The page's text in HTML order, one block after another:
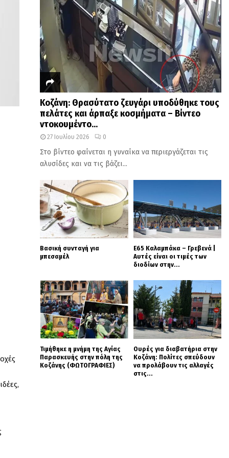
Κοζάνη: Θρασύτατο ζευγάρι υποδύθηκε τους
πελάτες και άρπαξε κοσμήματα – Βίντεο
ντοκουμέντο...
27 Ιουλίου 2026 0
Στο βίντεο φαίνεται η γυναίκα να περιεργάζεται τις
αλυσίδες και να τις βάζει...
Βασική συνταγή για
μπεσαμέλ
Ε65 Καλαμπάκα – Γρεβενά |
Αυτές είναι οι τιμές των
διοδίων στην...
Τιμήθηκε η μνήμη της Αγίας
Παρασκευής στην πόλη της
Κοζάνης (ΦΩΤΟΓΡΑΦΙΕΣ)
Ουρές για διαβατήρια στην
Κοζάνη: Πολίτες σπεύδουν
να προλάβουν τις αλλαγές
στις...